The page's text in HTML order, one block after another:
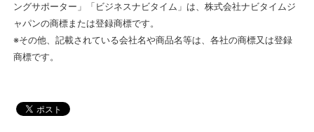
ングサポーター」「ビジネスナビタイム」は、株式会社ナビタイムジ
ャパンの商標または登録商標です。
※その他、記載されている会社名や商品名等は、各社の商標又は登録
商標です。